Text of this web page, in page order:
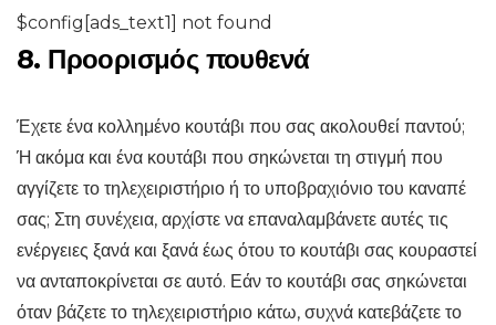
$config[ads_text1] not found
8. Προορισμός πουθενά
Έχετε ένα κολλημένο κουτάβι που σας ακολουθεί παντού;
Ή ακόμα και ένα κουτάβι που σηκώνεται τη στιγμή που
αγγίζετε το τηλεχειριστήριο ή το υποβραχιόνιο του καναπέ
σας; Στη συνέχεια, αρχίστε να επαναλαμβάνετε αυτές τις
ενέργειες ξανά και ξανά έως ότου το κουτάβι σας κουραστεί
να ανταποκρίνεται σε αυτό. Εάν το κουτάβι σας σηκώνεται
όταν βάζετε το τηλεχειριστήριο κάτω, συχνά κατεβάζετε το